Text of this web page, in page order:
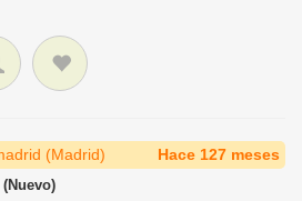
(Madrid) Hace 127 meses